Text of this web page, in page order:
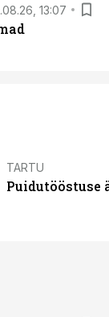
13:07
TARTU
Puidutööstuse